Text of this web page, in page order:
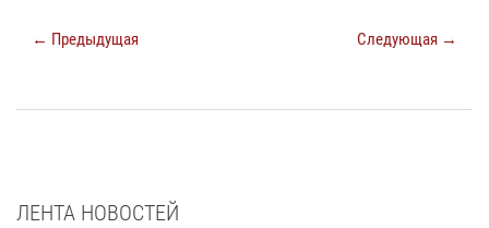
← Предыдущая Следующая →
ЛЕНТА НОВОСТЕЙ